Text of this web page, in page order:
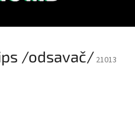
/odsavač/ 21013